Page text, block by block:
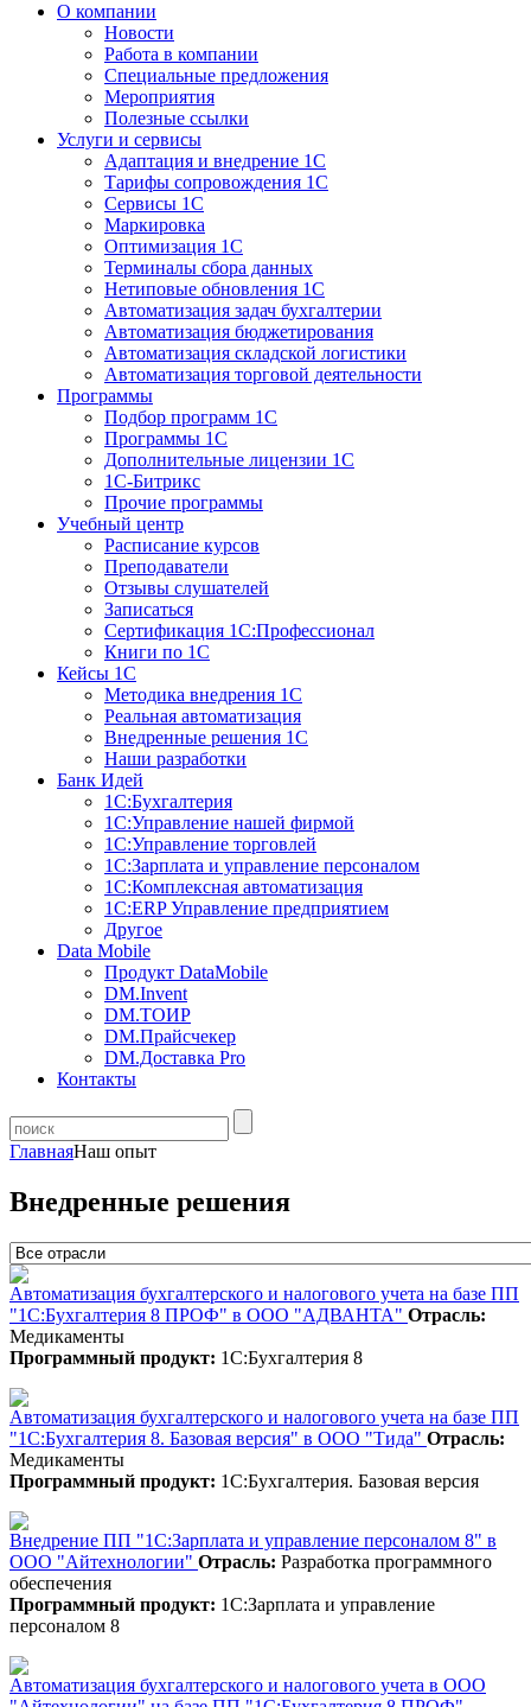
О компании
Новости
Работа в компании
Специальные предложения
Мероприятия
Полезные ссылки
Услуги и сервисы
Адаптация и внедрение 1С
Тарифы сопровождения 1С
Сервисы 1С
Маркировка
Оптимизация 1С
Терминалы сбора данных
Нетиповые обновления 1С
Автоматизация задач бухгалтерии
Автоматизация бюджетирования
Автоматизация складской логистики
Автоматизация торговой деятельности
Программы
Подбор программ 1С
Программы 1С
Дополнительные лицензии 1С
1С-Битрикс
Прочие программы
Учебный центр
Расписание курсов
Преподаватели
Отзывы слушателей
Записаться
Сертификация 1С:Профессионал
Книги по 1С
Кейсы 1С
Методика внедрения 1С
Реальная автоматизация
Внедренные решения 1С
Наши разработки
Банк Идей
1С:Бухгалтерия
1С:Управление нашей фирмой
1С:Управление торговлей
1С:Зарплата и управление персоналом
1С:Комплексная автоматизация
1С:ERP Управление предприятием
Другое
Data Mobile
Продукт DataMobile
DM.Invent
DM.ТОИР
DM.Прайсчекер
DM.Доставка Pro
Контакты
ГлавнаяНаш опыт
Внедренные решения
Автоматизация бухгалтерского и налогового учета на базе ПП
"1С:Бухгалтерия 8 ПРОФ" в ООО "АДВАНТА" Отрасль:
Медикаменты
Программный продукт: 1С:Бухгалтерия 8
Автоматизация бухгалтерского и налогового учета на базе ПП
"1С:Бухгалтерия 8. Базовая версия" в ООО "Тида" Отрасль:
Медикаменты
Программный продукт: 1С:Бухгалтерия. Базовая версия
Внедрение ПП "1С:Зарплата и управление персоналом 8" в
ООО "Айтехнологии" Отрасль: Разработка программного
обеспечения
Программный продукт: 1С:Зарплата и управление
персоналом 8
Автоматизация бухгалтерского и налогового учета в ООО